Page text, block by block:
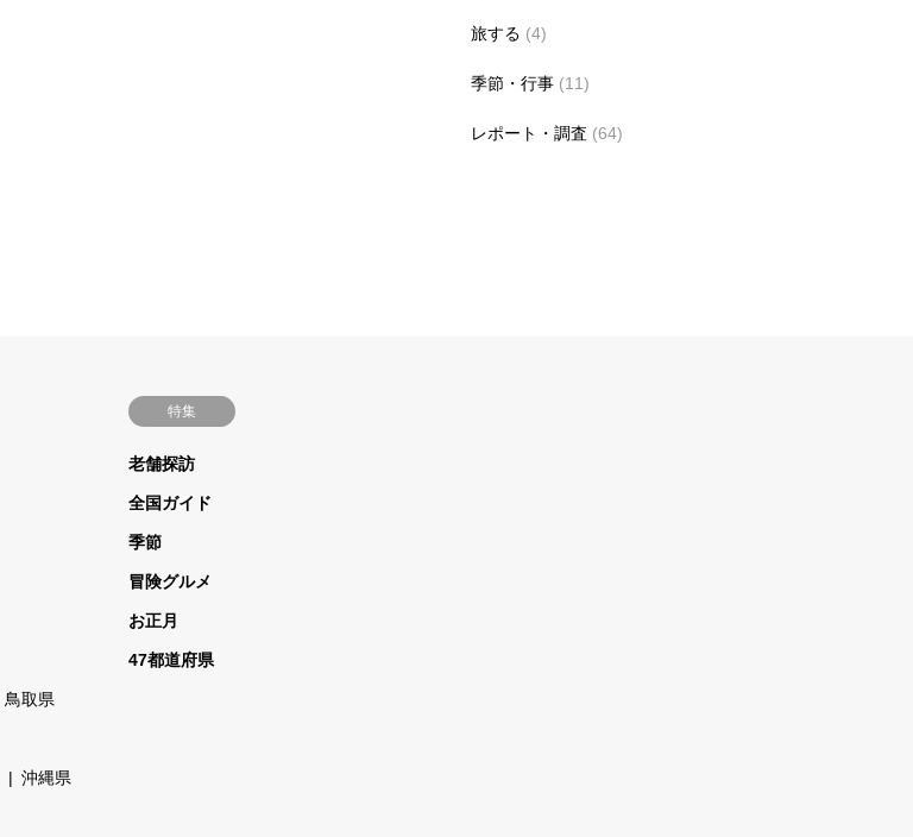
旅する (4)
季節・行事 (11)
レポート・調査 (64)
鳥取県
沖縄県
特集
老舗探訪
全国ガイド
季節
冒険グルメ
お正月
47都道府県